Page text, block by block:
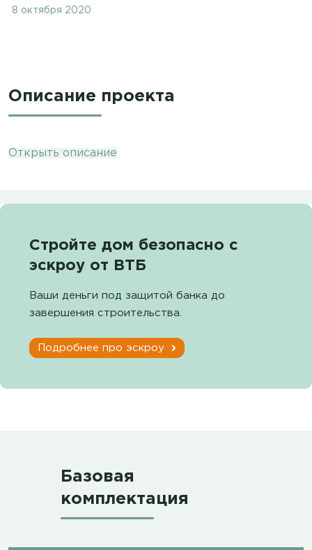
8 октября 2020
Описание проекта
Открыть описание
Стройте дом безопасно с
эскроу от ВТБ
Ваши деньги под защитой банка до
завершения строительства.
Подробнее про эскроу
Базовая
комплектация